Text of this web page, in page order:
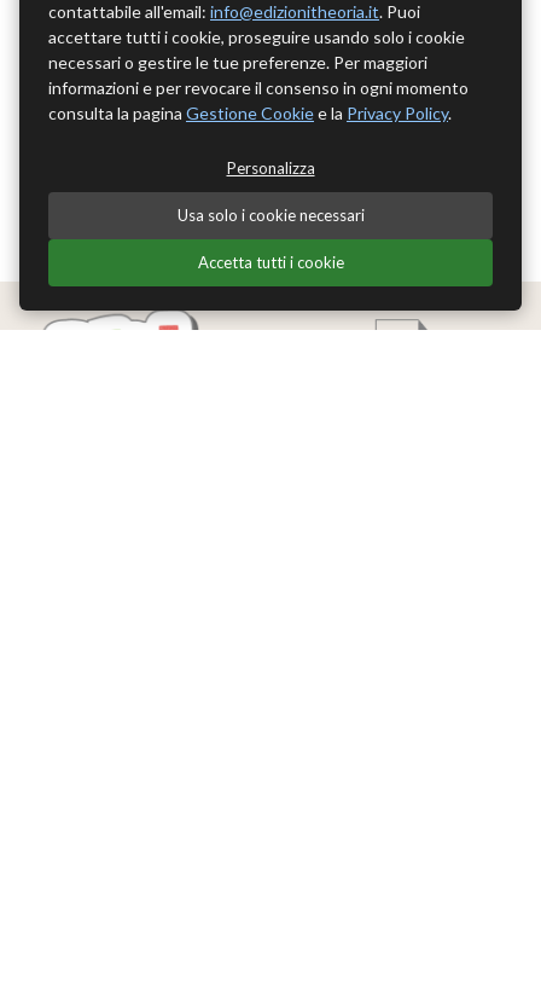
contattabile all'email: info@edizionitheoria.it. Puoi
accettare tutti i cookie, proseguire usando solo i cookie
necessari o gestire le tue preferenze. Per maggiori
informazioni e per revocare il consenso in ogni momento
consulta la pagina Gestione Cookiee la Privacy Policy.
Personalizza
Usa solo i cookie necessari
Accetta tutti i cookie